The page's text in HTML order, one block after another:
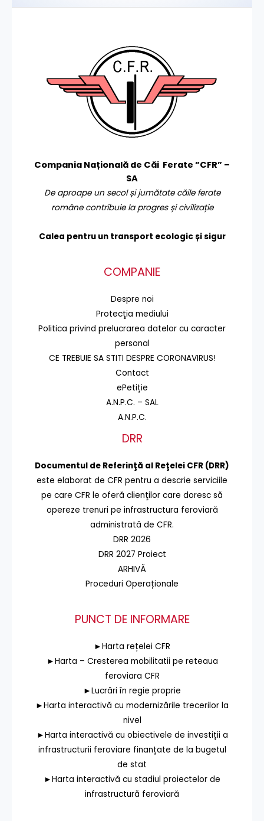
Compania Națională de Căi Ferate ”CFR” –
SA
De aproape un secol și jumătate căile ferate
române contribuie la progres și civilizație
Calea pentru un transport ecologic și sigur
COMPANIE
Despre noi
Protecţia mediului
Politica privind prelucrarea datelor cu caracter
personal
CE TREBUIE SA STITI DESPRE CORONAVIRUS!
Contact
ePetiție
A.N.P.C. – SAL
A.N.P.C.
DRR
Documentul de Referinţă al Reţelei CFR (DRR)
este elaborat de CFR pentru a descrie serviciile
pe care CFR le oferă clienţilor care doresc să
opereze trenuri pe infrastructura feroviară
administrată de CFR.
DRR 2026
DRR 2027 Proiect
ARHIVĂ
Proceduri Operaționale
PUNCT DE INFORMARE
►Harta rețelei CFR
►Harta – Cresterea mobilitatii pe reteaua
feroviara CFR
►Lucrări în regie proprie
►Harta interactivă cu modernizările trecerilor la
nivel
►Harta interactivă cu obiectivele de investiții a
infrastructurii feroviare finanțate de la bugetul
de stat
►Harta interactivă cu stadiul proiectelor de
infrastructură feroviară